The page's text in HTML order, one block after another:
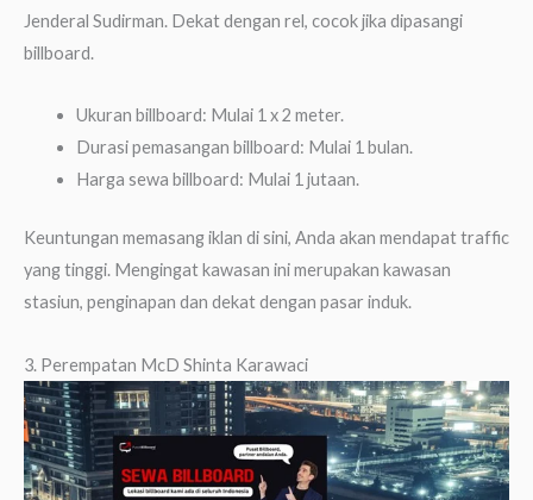
Jenderal Sudirman. Dekat dengan rel, cocok jika dipasangi
billboard.
Ukuran billboard: Mulai 1 x 2 meter.
Durasi pemasangan billboard: Mulai 1 bulan.
Harga sewa billboard: Mulai 1 jutaan.
Keuntungan memasang iklan di sini, Anda akan mendapat traffic
yang tinggi. Mengingat kawasan ini merupakan kawasan
stasiun, penginapan dan dekat dengan pasar induk.
3. Perempatan McD Shinta Karawaci